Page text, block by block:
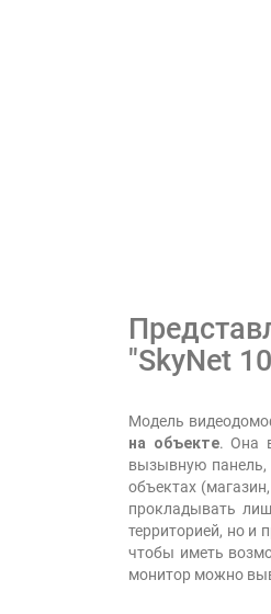
"SkyNet
Модель
на объекте. Она
вызывную панель,
объектах
прокладывать
территорией, но и
чтобы иметь
монитор можно